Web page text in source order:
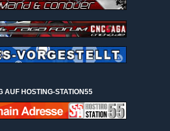
AUF HOSTING-STATION55